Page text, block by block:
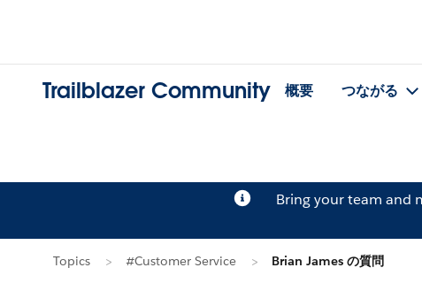
Trailblazer Community 概要 つながる
Bring your team and
Topics #Customer Service Brian James の質問